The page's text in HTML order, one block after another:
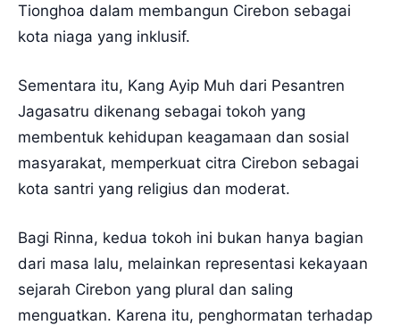
Tionghoa dalam membangun Cirebon sebagai
kota niaga yang inklusif.
Sementara itu, Kang Ayip Muh dari Pesantren
Jagasatru dikenang sebagai tokoh yang
membentuk kehidupan keagamaan dan sosial
masyarakat, memperkuat citra Cirebon sebagai
kota santri yang religius dan moderat.
Bagi Rinna, kedua tokoh ini bukan hanya bagian
dari masa lalu, melainkan representasi kekayaan
sejarah Cirebon yang plural dan saling
menguatkan. Karena itu, penghormatan terhadap